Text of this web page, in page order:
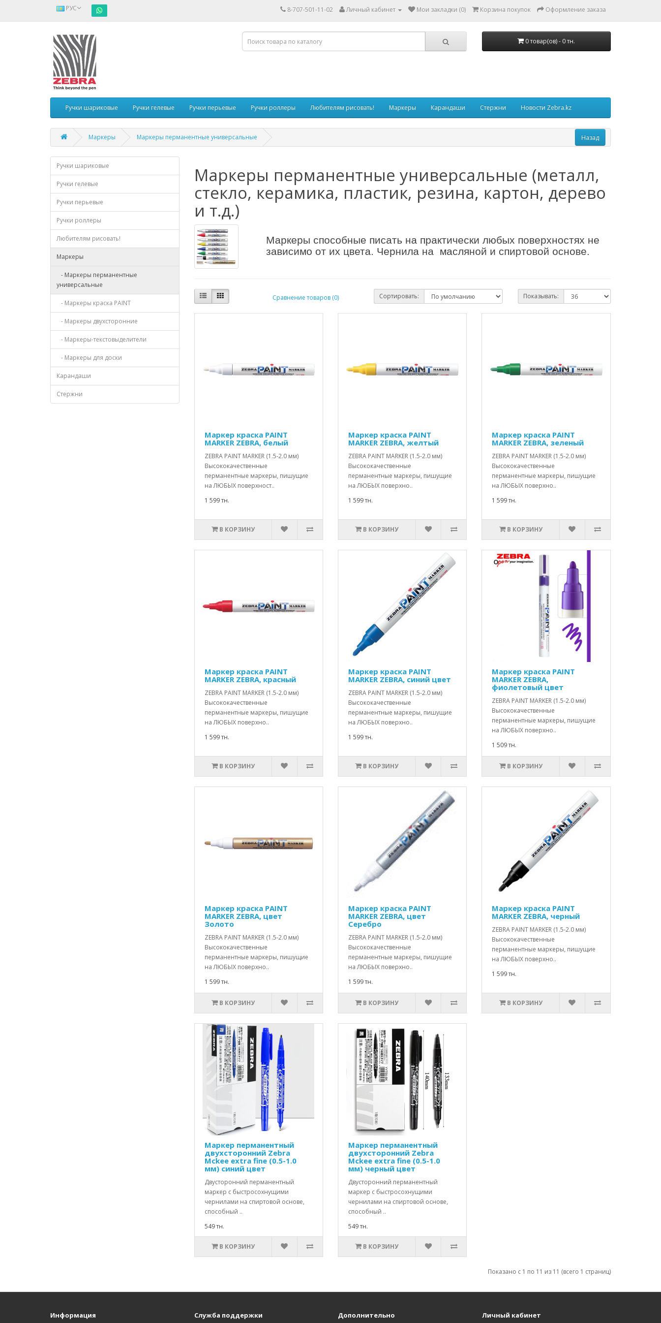
РУС 8-707-501-11-02 Личный кабинет Мои закладки (0) Корзина покупок Оформление заказа
0 товар(ов) - 0 тн.
Ручки шариковые Ручки гелевые Ручки перьевые Ручки роллеры Любителям рисовать! Маркеры Карандаши Стержни Новости Zebra.kz
Маркеры Маркеры перманентные универсальные
Ручки шариковые
Ручки гелевые
Ручки перьевые
Ручки роллеры
Любителям рисовать!
Маркеры
- Маркеры перманентные
универсальные
- Маркеры краска PAINT
- Маркеры двухсторонние
- Маркеры-текстовыделители
- Маркеры для доски
Карандаши
Стержни
Маркеры перманентные универсальные (металл,
стекло, керамика, пластик, резина, картон, дерево
и т.д.)
Маркеры способные писать на практически любых поверхностях не
зависимо от их цвета. Чернила на масляной и спиртовой основе.
Сравнение товаров (0) Сортировать: Показывать:
Маркер краска PAINT
MARKER ZEBRA, белый
ZEBRA PAINT MARKER (1.5-2.0 мм)
Высококачественные
перманентные маркеры, пишущие
на ЛЮБЫХ поверхност..
1 599 тн.
В КОРЗИНУ
Маркер краска PAINT
MARKER ZEBRA, желтый
ZEBRA PAINT MARKER (1.5-2.0 мм)
Высококачественные
перманентные маркеры, пишущие
на ЛЮБЫХ поверхно..
1 599 тн.
В КОРЗИНУ
Маркер краска PAINT
MARKER ZEBRA, зеленый
ZEBRA PAINT MARKER (1.5-2.0 мм)
Высококачественные
перманентные маркеры, пишущие
на ЛЮБЫХ поверхно..
1 599 тн.
В КОРЗИНУ
Маркер краска PAINT
MARKER ZEBRA, красный
ZEBRA PAINT MARKER (1.5-2.0 мм)
Высококачественные
перманентные маркеры, пишущие
на ЛЮБЫХ поверхно..
1 599 тн.
В КОРЗИНУ
Маркер краска PAINT
MARKER ZEBRA, синий цвет
ZEBRA PAINT MARKER (1.5-2.0 мм)
Высококачественные
перманентные маркеры, пишущие
на ЛЮБЫХ поверхно..
1 599 тн.
В КОРЗИНУ
Маркер краска PAINT
MARKER ZEBRA,
фиолетовый цвет
ZEBRA PAINT MARKER (1.5-2.0 мм)
Высококачественные
перманентные маркеры, пишущие
на ЛЮБЫХ поверхно..
1 509 тн.
В КОРЗИНУ
Маркер краска PAINT
MARKER ZEBRA, цвет
Золото
ZEBRA PAINT MARKER (1.5-2.0 мм)
Высококачественные
перманентные маркеры, пишущие
на ЛЮБЫХ поверхно..
1 599 тн.
В КОРЗИНУ
Маркер краска PAINT
MARKER ZEBRA, цвет
Серебро
ZEBRA PAINT MARKER (1.5-2.0 мм)
Высококачественные
перманентные маркеры, пишущие
на ЛЮБЫХ поверхно..
1 599 тн.
В КОРЗИНУ
Маркер краска PAINT
MARKER ZEBRA, черный
ZEBRA PAINT MARKER (1.5-2.0 мм)
Высококачественные
перманентные маркеры, пишущие
на ЛЮБЫХ поверхно..
1 599 тн.
В КОРЗИНУ
Маркер перманентный
двухсторонний Zebra
Mckee extra fine (0.5-1.0
мм) синий цвет
Двусторонний перманентный
маркер с быстросохнущими
чернилами на спиртовой основе,
способный ..
549 тн.
В КОРЗИНУ
Маркер перманентный
двухсторонний Zebra
Mckee extra fine (0.5-1.0
мм) черный цвет
Двусторонний перманентный
маркер с быстросохнущими
чернилами на спиртовой основе,
способный ..
549 тн.
В КОРЗИНУ
Показано с 1 по 11 из 11 (всего 1 страниц)
Информация Служба поддержки Дополнительно Личный кабинет